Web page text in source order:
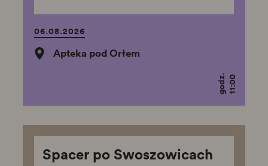
06.08.2026
Apteka pod Orłem
godz. 11:00
Spacer po Swoszowicach